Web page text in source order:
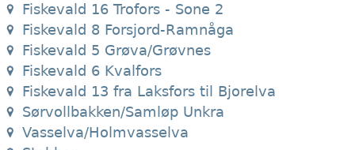
Fiskevald 16 Trofors - Sone 2
Fiskevald 8 Forsjord-Ramnåga
Fiskevald 5 Grøva/Grøvnes
Fiskevald 6 Kvalfors
Fiskevald 13 fra Laksfors til Bjorelva
Sørvollbakken/Samløp Unkra
Vasselva/Holmvasselva